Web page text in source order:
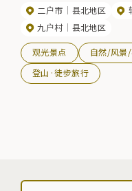
大海、太平洋的日出等美景。
经常会形成云海，从展望台
中。时间] 5 月至 11 月
二户市 县北地区
九户村
县北地区
观光景点 自然/风景
登山·徒步旅行